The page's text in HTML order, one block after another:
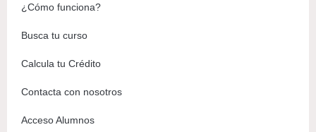
¿Cómo funciona?
Busca tu curso
Calcula tu Crédito
Contacta con nosotros
Acceso Alumnos